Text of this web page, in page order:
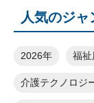
人気のジャ
2026年 福祉
介護テクノロジ